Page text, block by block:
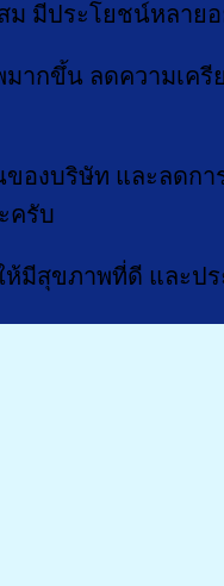
ม มีประโยชน์หลายอ
ากขึ้น ลดความเค
องบริษัท และลดก
ครับ
มีสุขภาพที่ดี และป